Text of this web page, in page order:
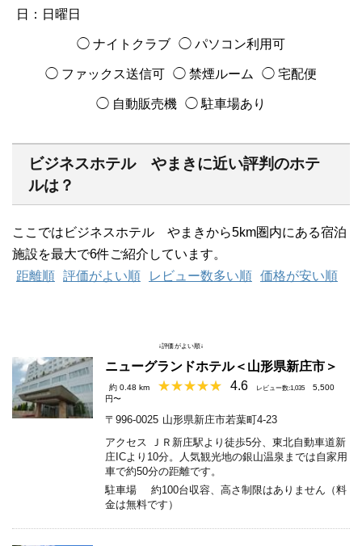
日：日曜日
◯ ナイトクラブ ◯ パソコン利用可
◯ ファックス送信可 ◯ 禁煙ルーム ◯ 宅配便
◯ 自動販売機 ◯ 駐車場あり
ビジネスホテル やまきに近い評判のホテ
ルは？
ここではビジネスホテル やまきから5km圏内にある宿泊
施設を最大で6件ご紹介しています。
距離順 評価がよい順 レビュー数多い順 価格が安い順
↓評価がよい順↓
ニューグランドホテル＜山形県新庄市＞
約 0.48 km 4.6 レビュー数:1,035
5,500
円〜
〒996-0025 山形県新庄市若葉町4-23
アクセス
ＪＲ新庄駅より徒歩5分、東北自動車道新
庄ICより10分。人気観光地の銀山温泉までは自家用
車で約50分の距離です。
駐車場
約100台収容、高さ制限はありません（料
金は無料です）